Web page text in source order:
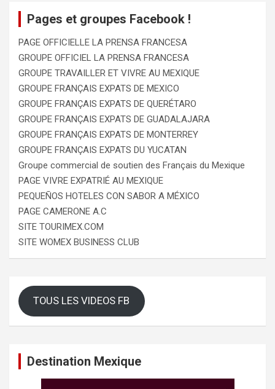
Pages et groupes Facebook !
PAGE OFFICIELLE LA PRENSA FRANCESA
GROUPE OFFICIEL LA PRENSA FRANCESA
GROUPE TRAVAILLER ET VIVRE AU MEXIQUE
GROUPE FRANÇAIS EXPATS DE MEXICO
GROUPE FRANÇAIS EXPATS DE QUERÉTARO
GROUPE FRANÇAIS EXPATS DE GUADALAJARA
GROUPE FRANÇAIS EXPATS DE MONTERREY
GROUPE FRANÇAIS EXPATS DU YUCATAN
Groupe commercial de soutien des Français du Mexique
PAGE VIVRE EXPATRIÉ AU MEXIQUE
PEQUEÑOS HOTELES CON SABOR A MÉXICO
PAGE CAMERONE A.C
SITE TOURIMEX.COM
SITE WOMEX BUSINESS CLUB
TOUS LES VIDEOS FB
Destination Mexique